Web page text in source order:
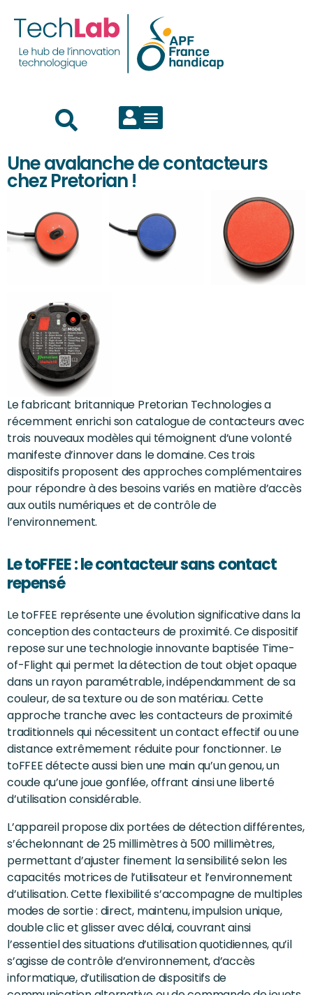
Une avalanche de contacteurs
chez Pretorian !
Le fabricant britannique Pretorian Technologies a
récemment enrichi son catalogue de contacteurs avec
trois nouveaux modèles qui témoignent d’une volonté
manifeste d’innover dans le domaine. Ces trois
dispositifs proposent des approches complémentaires
pour répondre à des besoins variés en matière d’accès
aux outils numériques et de contrôle de
l’environnement.
Le toFFEE : le contacteur sans contact
repensé
Le toFFEE représente une évolution significative dans la
conception des contacteurs de proximité. Ce dispositif
repose sur une technologie innovante baptisée Time-
of-Flight qui permet la détection de tout objet opaque
dans un rayon paramétrable, indépendamment de sa
couleur, de sa texture ou de son matériau. Cette
approche tranche avec les contacteurs de proximité
traditionnels qui nécessitent un contact effectif ou une
distance extrêmement réduite pour fonctionner. Le
toFFEE détecte aussi bien une main qu’un genou, un
coude qu’une joue gonflée, offrant ainsi une liberté
d’utilisation considérable.
L’appareil propose dix portées de détection différentes,
s’échelonnant de 25 millimètres à 500 millimètres,
permettant d’ajuster finement la sensibilité selon les
capacités motrices de l’utilisateur et l’environnement
d’utilisation. Cette flexibilité s’accompagne de multiples
modes de sortie : direct, maintenu, impulsion unique,
double clic et glisser avec délai, couvrant ainsi
l’essentiel des situations d’utilisation quotidiennes, qu’il
s’agisse de contrôle d’environnement, d’accès
informatique, d’utilisation de dispositifs de